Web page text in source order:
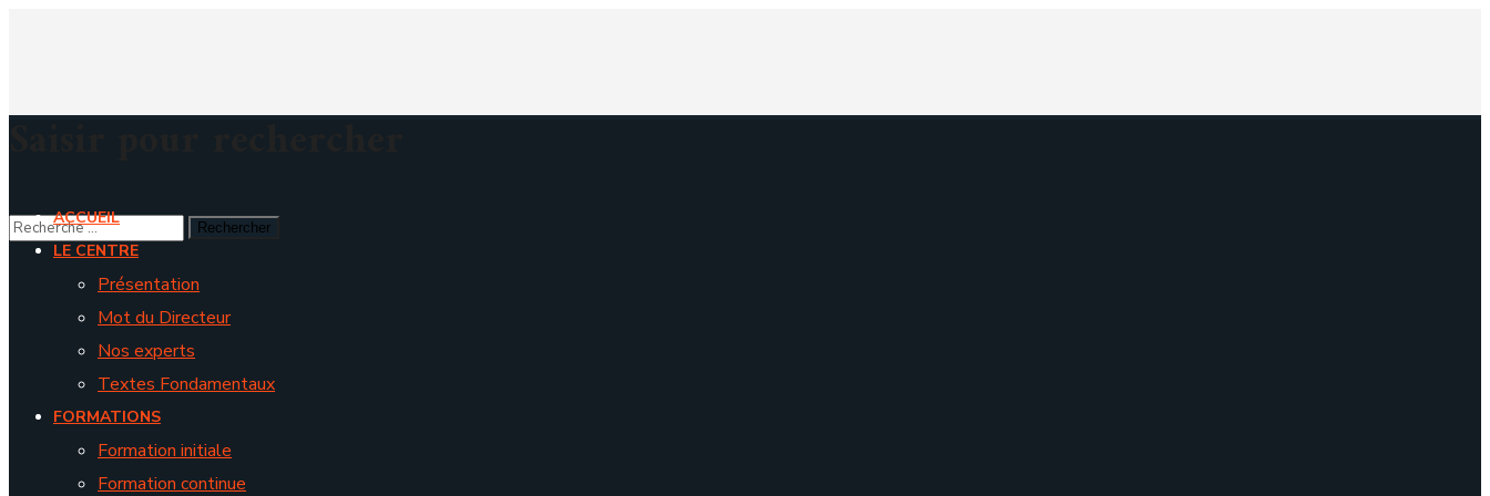
ACCUEIL
LE CENTRE
Présentation
Mot du Directeur
Nos experts
Textes Fondamentaux
FORMATIONS
Formation initiale
Formation continue